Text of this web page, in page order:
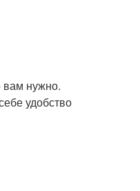
вам нужно.
удобство